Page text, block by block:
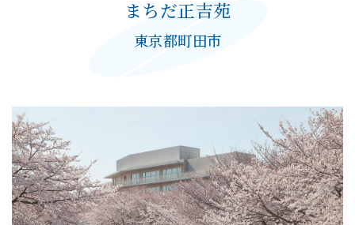
まちだ正吉苑
東京都町田市